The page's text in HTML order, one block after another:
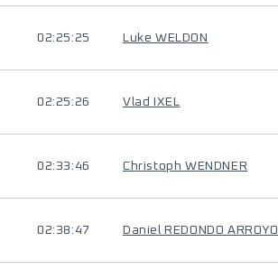
02:25:25 Luke WELDON
02:25:26 Vlad IXEL
02:33:46 Christoph WENDNER
02:38:47 Daniel REDONDO ARROYO